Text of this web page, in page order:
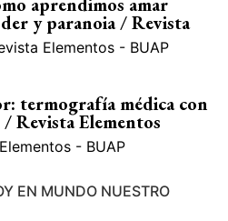
y paranoia / Revista
Elementos - BUAP
termografía médica con
Revista Elementos
- BUAP
EN MUNDO NUESTRO